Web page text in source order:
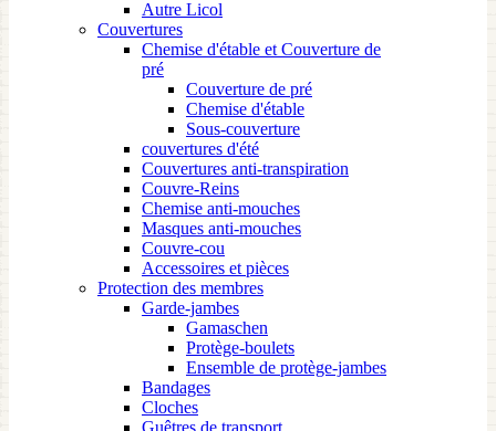
Autre Licol
Couvertures
Chemise d'étable et Couverture de
pré
Couverture de pré
Chemise d'étable
Sous-couverture
couvertures d'été
Couvertures anti-transpiration
Couvre-Reins
Chemise anti-mouches
Masques anti-mouches
Couvre-cou
Accessoires et pièces
Protection des membres
Garde-jambes
Gamaschen
Protège-boulets
Ensemble de protège-jambes
Bandages
Cloches
Guêtres de transport